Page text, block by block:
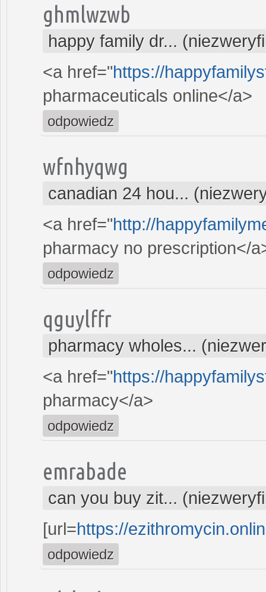
ghmlwzwb
happy family dr...
<a href="https://
pharmaceuticals online</a>
odpowiedz
wfnhyqwg
canadian 24 hou...
<a href="http://
pharmacy no prescription</
odpowiedz
qguylffr
pharmacy wholes...
<a href="https://
pharmacy</a>
odpowiedz
emrabade
can you buy zit...
[url=https://
odpowiedz